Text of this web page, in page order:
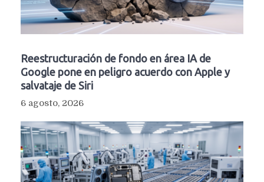
Reestructuración de fondo en área IA de
Google pone en peligro acuerdo con Apple y
salvataje de Siri
6 agosto, 2026